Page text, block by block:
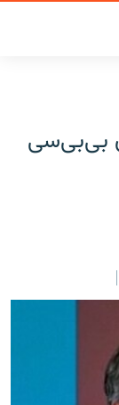
بی‌بی‌سی